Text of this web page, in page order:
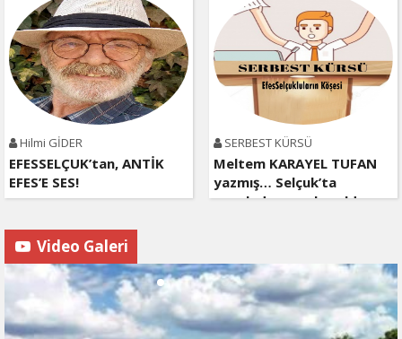
Hilmi GİDER
EFESSELÇUK’tan, ANTİK
EFES’E SES!
SERBEST KÜRSÜ
Meltem KARAYEL TUFAN
yazmış… Selçuk’ta
pusulada pusu kuruldu…
Video Galeri